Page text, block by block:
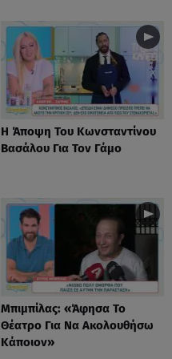
Η Άποψη Του Κωνσταντίνου
Βασάλου Για Τον Γάμο
Μπιμπίλας: «Άφησα Το
Θέατρο Για Να Ακολουθήσω
Κάποιον»